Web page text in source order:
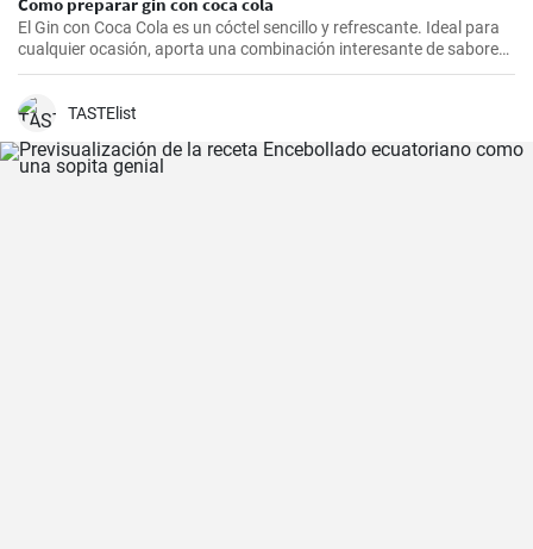
El Gin con Coca Cola es un cóctel sencillo y refrescante. Ideal para
cualquier ocasión, aporta una combinación interesante de sabores
que resultarán del agrado para quienes disfrutan de bebidas
común mezclar gin con Coca Cola, esta receta puede sorprender
TASTElist